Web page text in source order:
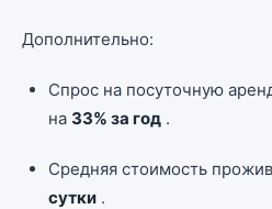
Дополнительно:
Спрос на посуточную
на 33% за год .
Средняя стоимость
сутки .